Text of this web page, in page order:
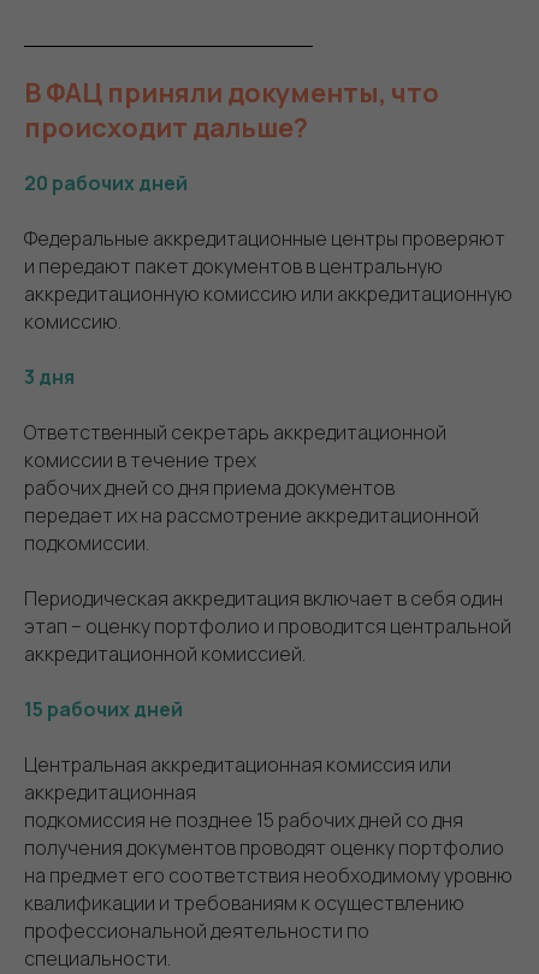
В ФАЦ приняли документы, что
происходит дальше?
20 рабочих дней
Федеральные аккредитационные центры проверяют
и передают пакет документов в центральную
аккредитационную комиссию или аккредитационную
комиссию.
3 дня
Ответственный секретарь аккредитационной
комиссии в течение трех
рабочих дней со дня приема документов
передает их на рассмотрение аккредитационной
подкомиссии.
Периодическая аккредитация включает в себя один
этап – оценку портфолио и проводится центральной
аккредитационной комиссией.
15 рабочих дней
Центральная аккредитационная комиссия или
аккредитационная
подкомиссия не позднее 15 рабочих дней со дня
получения документов проводят оценку портфолио
на предмет его соответствия необходимому уровню
квалификации и требованиям к осуществлению
профессиональной деятельности по
специальности.